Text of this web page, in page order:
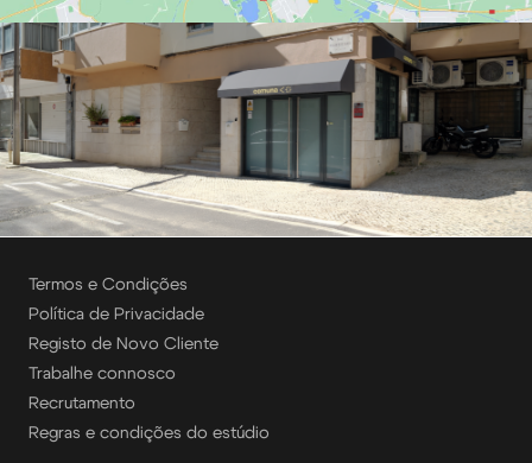
Termos e Condições
Política de Privacidade
Registo de Novo Cliente
Trabalhe connosco
Recrutamento
Regras e condições do estúdio